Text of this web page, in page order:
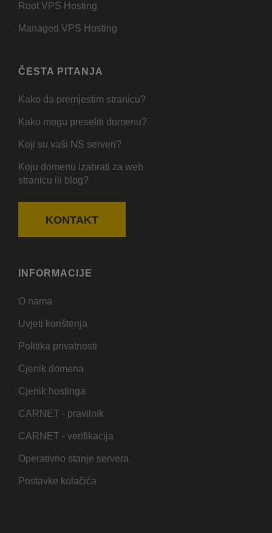
Root VPS Hosting
Managed VPS Hosting
ČESTA PITANJA
Kako da premjestim stranicu?
Kako mogu preseliti domenu?
Koji su vaši NS serveri?
Koju domenu izabrati za web
stranicu ili blog?
KONTAKT
INFORMACIJE
O nama
Uvjeti korištenja
Politika privatnosti
Cjenik domena
Cjenik hostinga
CARNET - pravilnik
CARNET - verifikacija
Operativno stanje servera
Postavke kolačića